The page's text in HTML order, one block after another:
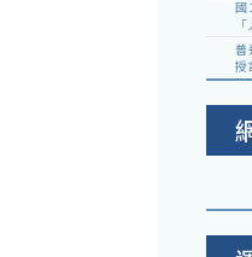
國
普
授